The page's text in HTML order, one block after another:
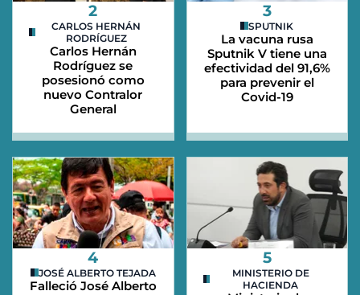
2
CARLOS HERNÁN
RODRÍGUEZ
Carlos Hernán
Rodríguez se
posesionó como
nuevo Contralor
General
3
SPUTNIK
La vacuna rusa
Sputnik V tiene una
efectividad del 91,6%
para prevenir el
Covid-19
4
JOSÉ ALBERTO TEJADA
Falleció José Alberto
5
MINISTERIO DE
HACIENDA